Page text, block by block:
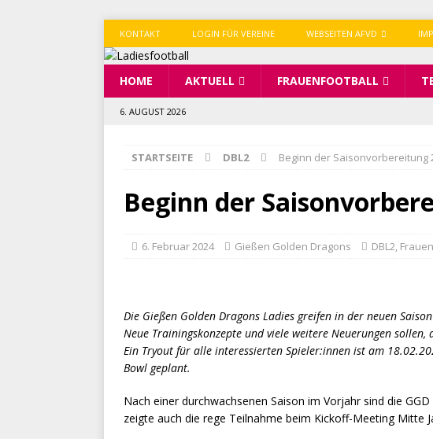
KONTAKT LOGIN FÜR VEREINE WEBSEITEN AFVD
HOME AKTUELL FRAUENFOOTBALL
6. AUGUST 2026
STARTSEITE DBL2 Beginn der Saisonvorbereitung
Beginn der
6. Februar 2024 Gießen Golden Dragons DBL2,
Die Gießen Golden Dragons Ladies greifen in der neuen
Neue Trainingskonzepte und viele weitere Neuerungen sollen,
Ein Tryout für alle interessierten Spieler:innen ist am
Bowl geplant.
Nach einer durchwachsenen Saison im Vorjahr sind die
zeigte auch die rege Teilnahme beim Kickoff-Meeting Mitte